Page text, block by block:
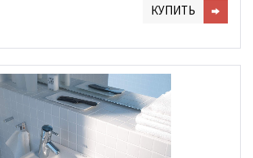
КУПИТЬ